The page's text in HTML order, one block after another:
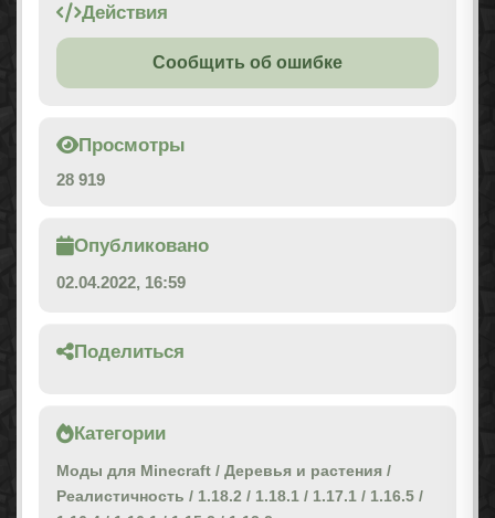
Действия
Сообщить об ошибке
Просмотры
28 919
Опубликовано
02.04.2022, 16:59
Поделиться
Категории
Моды для Minecraft / Деревья и растения /
Реалистичность / 1.18.2 / 1.18.1 / 1.17.1 / 1.16.5 /